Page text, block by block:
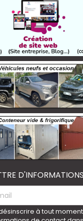
D'INFORMATIONS
à tout